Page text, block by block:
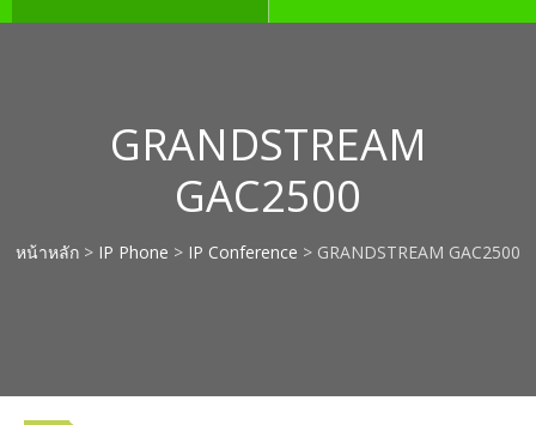
GRANDSTREAM
GAC2500
หน้าหลัก > IP Phone > IP Conference > GRANDSTREAM GAC2500